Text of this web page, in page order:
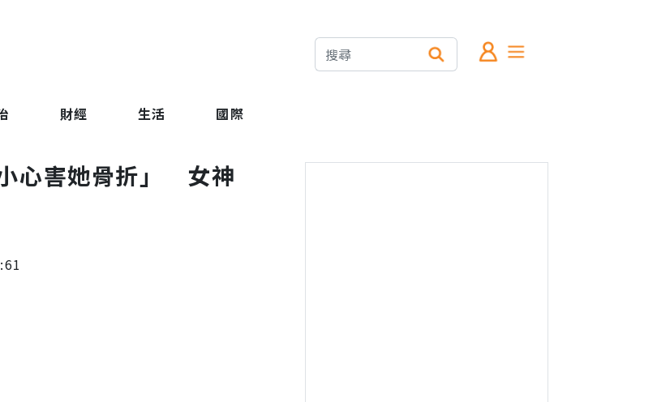
財經 生活 國際
心害她骨折」 女神
61